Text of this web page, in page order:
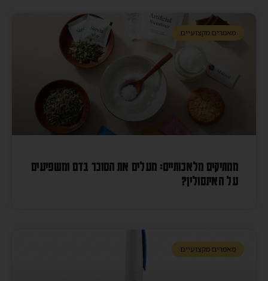
מאמרים מקצועיים
ממתיקים מלאכותיים: מעלים את הסוכר בדם ומשפיעים
על האינסולין?
מאמרים מקצועיים